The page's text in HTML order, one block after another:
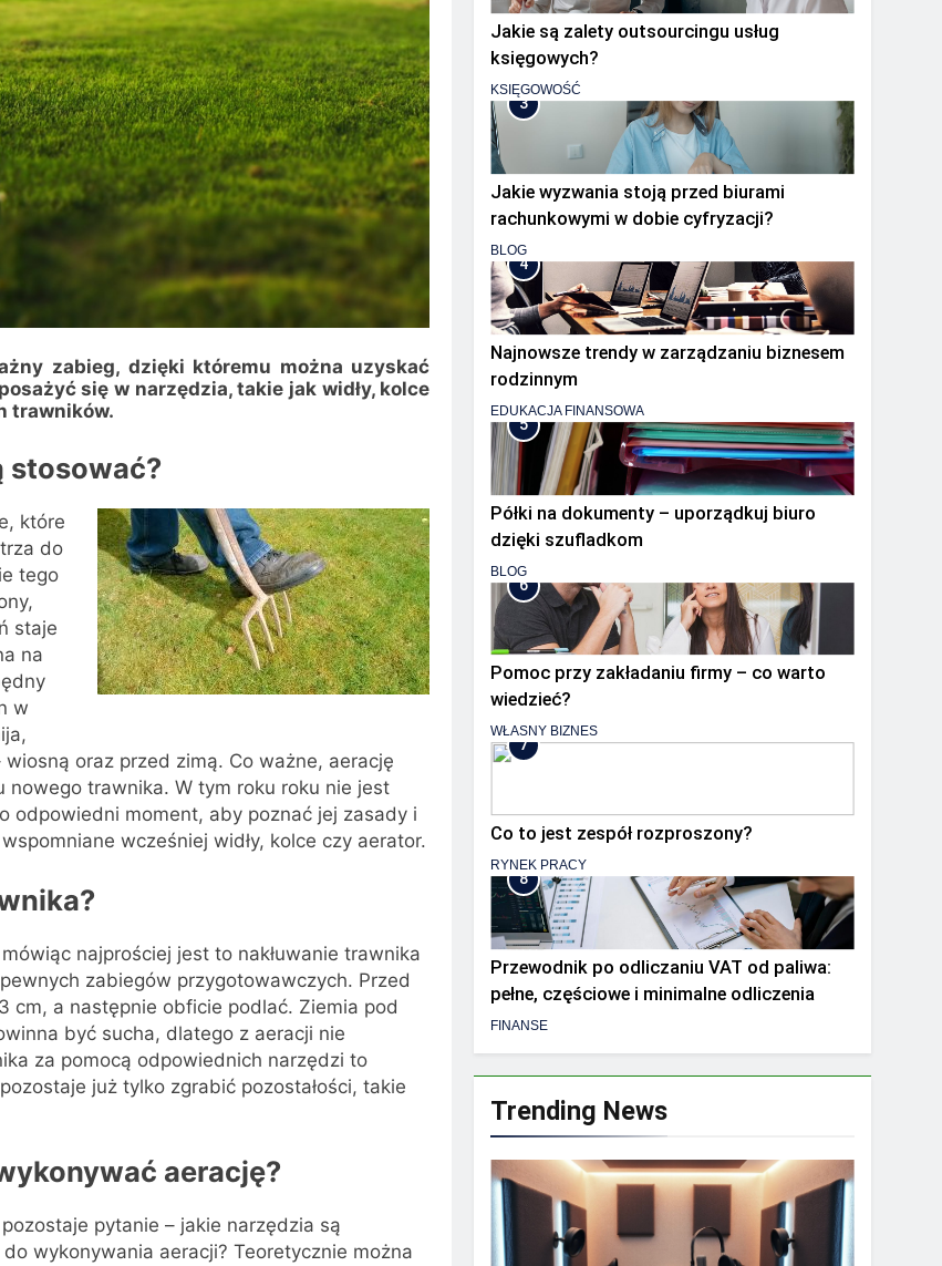
zabieg, dzięki któremu można uzyskać
się w narzędzia, takie jak widły, kolce
trawników.
stosować?
które
do
tego
staje
na
w
oraz przed zimą. Co ważne, aerację
nowego trawnika. W tym roku roku nie jest
odpowiedni moment, aby poznać jej zasady i
wcześniej widły, kolce czy aerator.
najprościej jest to nakłuwanie trawnika
zabiegów przygotowawczych. Przed
cm, a następnie obficie podlać. Ziemia pod
być sucha, dlatego z aeracji nie
za pomocą odpowiednich narzędzi to
już tylko zgrabić pozostałości, takie
aerację?
pytanie – jakie narzędzia są
wykonywania aeracji? Teoretycznie można
Jakie są zalety outsourcingu usług
księgowych?
KSIĘGOWOŚĆ
3
Jakie wyzwania stoją przed biurami
rachunkowymi w dobie cyfryzacji?
BLOG
4
Najnowsze trendy w zarządzaniu biznesem
rodzinnym
EDUKACJA FINANSOWA
5
Półki na dokumenty – uporządkuj biuro
dzięki szufladkom
BLOG
6
Pomoc przy zakładaniu firmy – co warto
wiedzieć?
WŁASNY BIZNES
7
Co to jest zespół rozproszony?
RYNEK PRACY
8
Przewodnik po odliczaniu VAT od paliwa:
pełne, częściowe i minimalne odliczenia
FINANSE
Trending News